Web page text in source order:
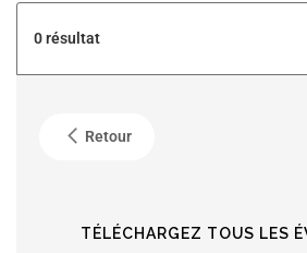
0 résultat
Retour
TÉLÉCHARGEZ TOUS LES